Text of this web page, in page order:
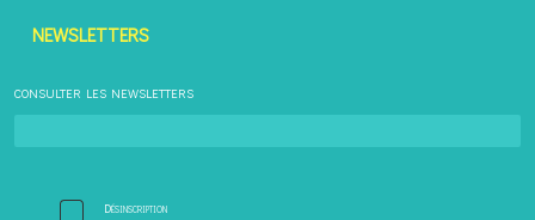
NEWSLETTERS
CONSULTER LES NEWSLETTERS
Désinscription